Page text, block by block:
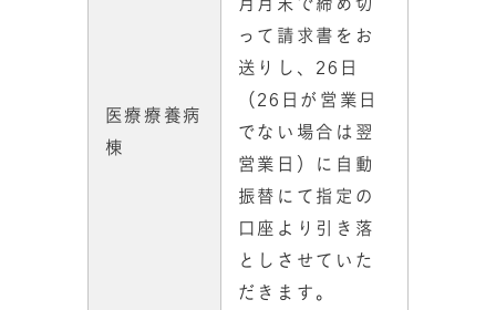
医療療養病
棟
って請求書をお
送りし、26日
（26日が営業日
でない場合は翌
営業日）に自動
振替にて指定の
口座より引き落
としさせていた
だきます。